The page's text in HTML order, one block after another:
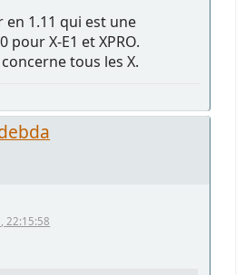
en 1.11 qui est une
pour X-E1 et XPRO.
tous les X.
22:15:58